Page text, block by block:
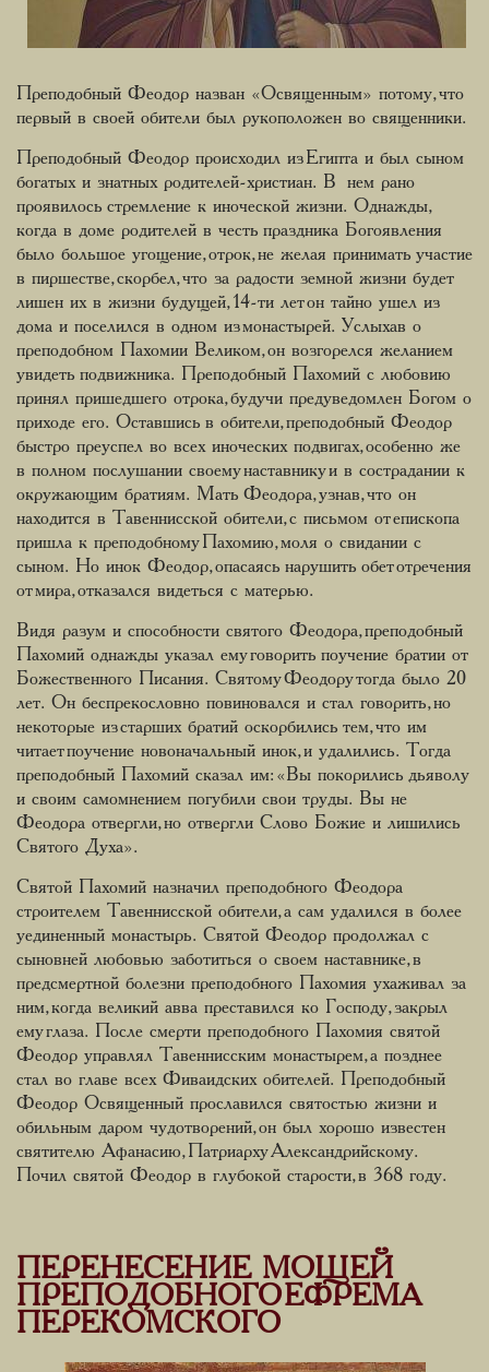
Преподобный Феодор назван «Освященным» потому, что
первый в своей обители был рукоположен во священники.
Преподобный Феодор происходил из Египта и был сыном
богатых и знатных родителей-христиан. В нем рано
проявилось стремление к иноческой жизни. Однажды,
когда в доме родителей в честь праздника Богоявления
было большое угощение, отрок, не желая принимать участие
в пиршестве, скорбел, что за радости земной жизни будет
лишен их в жизни будущей, 14-ти лет он тайно ушел из
дома и поселился в одном из монастырей. Услыхав о
преподобном Пахомии Великом, он возгорелся желанием
увидеть подвижника. Преподобный Пахомий с любовию
принял пришедшего отрока, будучи предуведомлен Богом о
приходе его. Оставшись в обители, преподобный Феодор
быстро преуспел во всех иноческих подвигах, особенно же
в полном послушании своему наставнику и в сострадании к
окружающим братиям. Мать Феодора, узнав, что он
находится в Тавеннисской обители, с письмом от епископа
пришла к преподобному Пахомию, моля о свидании с
сыном. Но инок Феодор, опасаясь нарушить обет отречения
от мира, отказался видеться с матерью.
Видя разум и способности святого Феодора, преподобный
Пахомий однажды указал ему говорить поучение братии от
Божественного Писания. Святому Феодору тогда было 20
лет. Он беспрекословно повиновался и стал говорить, но
некоторые из старших братий оскорбились тем, что им
читает поучение новоначальный инок, и удалились. Тогда
преподобный Пахомий сказал им: «Вы покорились дьяволу
и своим самомнением погубили свои труды. Вы не
Феодора отвергли, но отвергли Слово Божие и лишились
Святого Духа».
Святой Пахомий назначил преподобного Феодора
строителем Тавеннисской обители, а сам удалился в более
уединенный монастырь. Святой Феодор продолжал с
сыновней любовью заботиться о своем наставнике, в
предсмертной болезни преподобного Пахомия ухаживал за
ним, когда великий авва преставился ко Господу, закрыл
ему глаза. После смерти преподобного Пахомия святой
Феодор управлял Тавеннисским монастырем, а позднее
стал во главе всех Фиваидских обителей. Преподобный
Феодор Освященный прославился святостью жизни и
обильным даром чудотворений, он был хорошо известен
святителю Афанасию, Патриарху Александрийскому.
Почил святой Феодор в глубокой старости, в 368 году.
ПЕРЕНЕСЕНИЕ МОЩЕЙ
ПРЕПОДОБНОГО ЕФРЕМА
ПЕРЕКОМСКОГО